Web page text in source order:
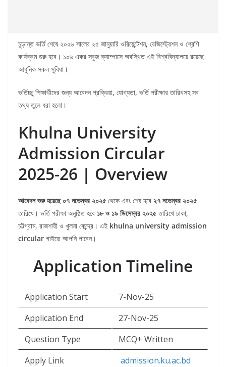
চূড়ান্ত ভর্তি শেষে ২০২৬ সালের ২৫ জানুয়ারি ওরিয়েন্টেশন, রেজিস্ট্রেশন ও শ্রেণি
কার্যক্রম শুরু হবে। ১০৬ একর সবুজ ক্যাম্পাসে অবস্থিত এই বিশ্ববিদ্যালয়ে রয়েছে
আধুনিক সকল সুবিধা।
ভর্তিচ্ছু শিক্ষার্থীদের জন্য আবেদন প্রক্রিয়া, যোগ্যতা, ভর্তি পরীক্ষার তারিখসহ সব
তথ্য তুলে ধরা হলো।
Khulna University
Admission Circular
2025-26 | Overview
আবেদন শুরু হয়েছে ০৭ নভেম্বর ২০২৫ থেকে এবং শেষ হবে ২৭ নভেম্বর ২০২৫
তারিখে। ভর্তি পরীক্ষা অনুষ্ঠিত হবে ১৮ ও ১৯ ডিসেম্বর ২০২৫তারিখে ঢাকা,
চট্টগ্রাম, রাজশাহী ও খুলনা কেন্দ্রে। এই khulna university admission
circular গাইডে আপনি পাবেন।
Application Timeline
Application Start
7-Nov-25
Application End
27-Nov-25
Question Type
MCQ+ Written
Apply Link
admission.ku.ac.bd